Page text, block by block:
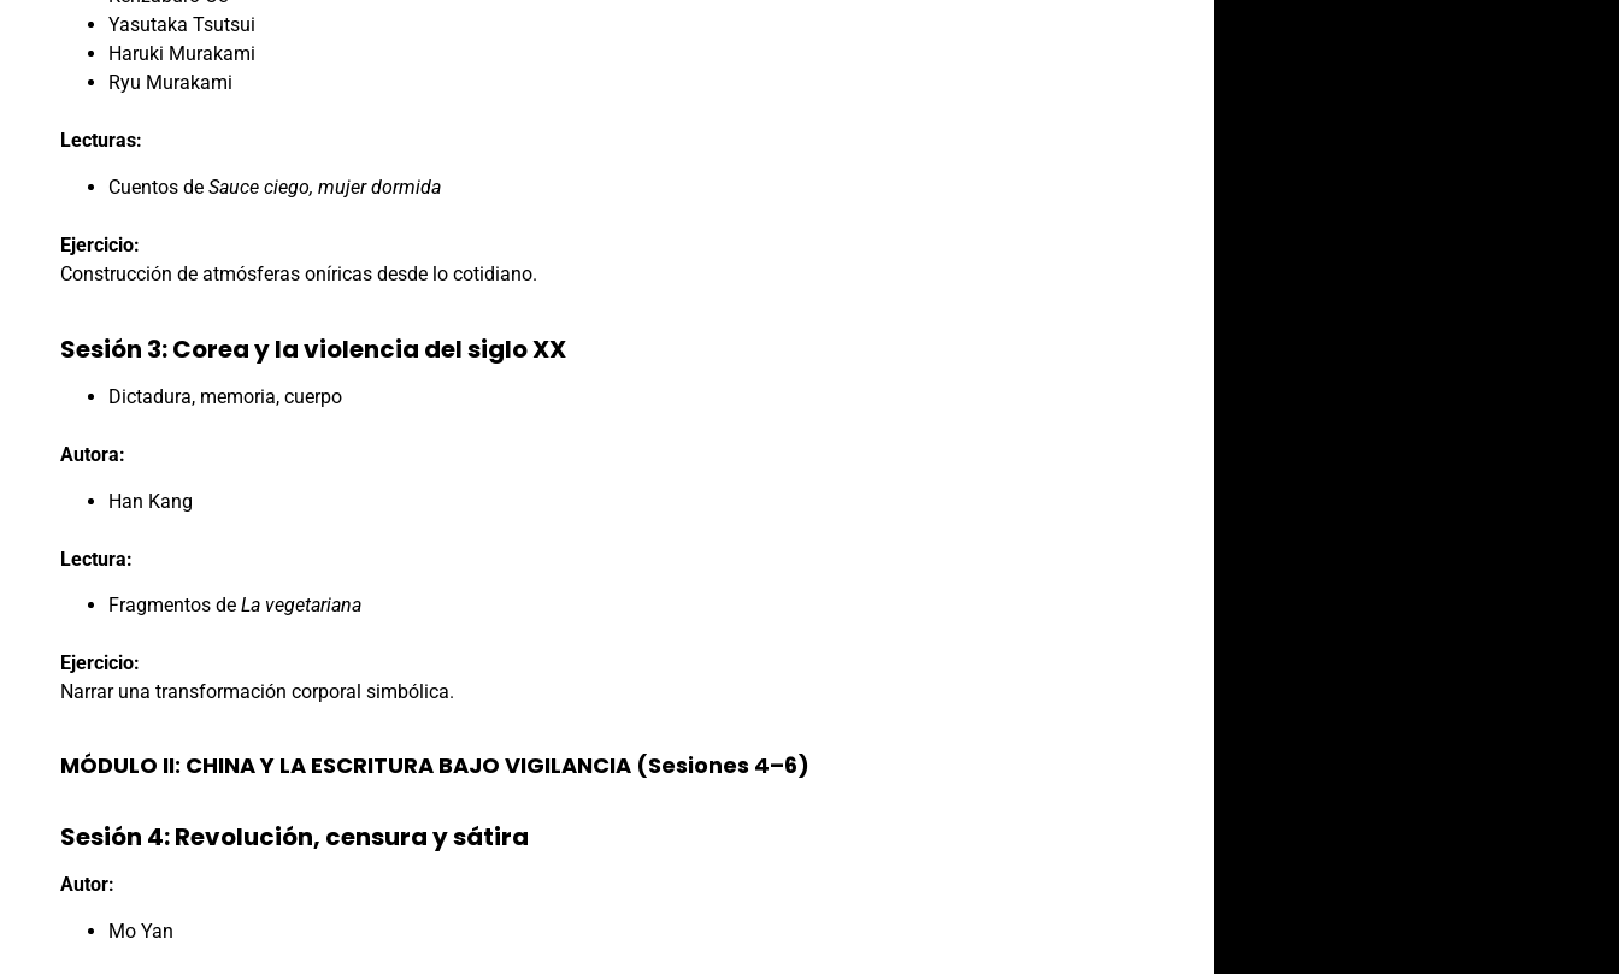
Yasutaka Tsutsui
Haruki Murakami
Ryu Murakami
Lecturas:
Cuentos de Sauce ciego, mujer dormida
Ejercicio:
Construcción de atmósferas oníricas desde lo cotidiano.
Sesión 3: Corea y la violencia del siglo XX
Dictadura, memoria, cuerpo
Autora:
Han Kang
Lectura:
Fragmentos de La vegetariana
Ejercicio:
Narrar una transformación corporal simbólica.
MÓDULO II: CHINA Y LA ESCRITURA BAJO VIGILANCIA (Sesiones 4–6)
Sesión 4: Revolución, censura y sátira
Autor:
Mo Yan